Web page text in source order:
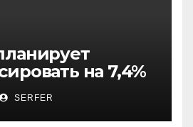
на 7,4%
и
SERFER